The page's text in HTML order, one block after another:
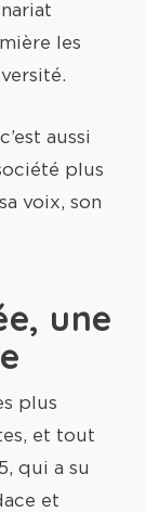
les
aussi
plus
voix, son
une
plus
et tout
qui a su
et